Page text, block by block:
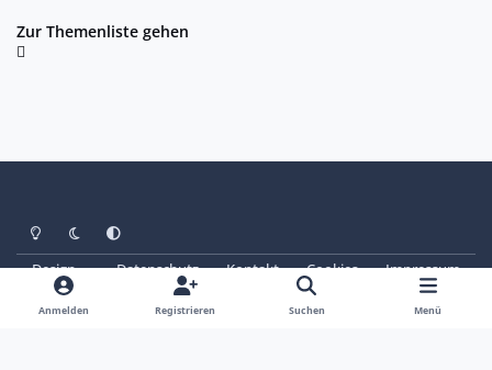
Zur Themenliste gehen
Heller ModusDunkler Modus
Systemeinstellung
Design Datenschutz Kontakt Cookies
Impressum
© Copyright 2025 - SAABoteure e. V.
Powered by Invision Community
Anmelden Registrieren Suchen Menü